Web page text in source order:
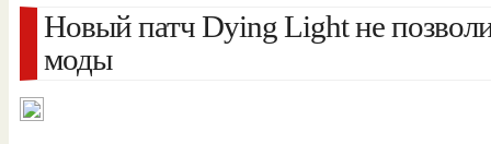
Новый патч Dying Light не
моды